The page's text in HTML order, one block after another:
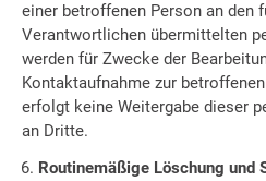
einer betroffenen Person an den
Verantwortlichen übermittelten
werden für Zwecke der
Kontaktaufnahme zur
erfolgt keine Weitergabe dieser
an Dritte.
Routinemäßige Löschung und